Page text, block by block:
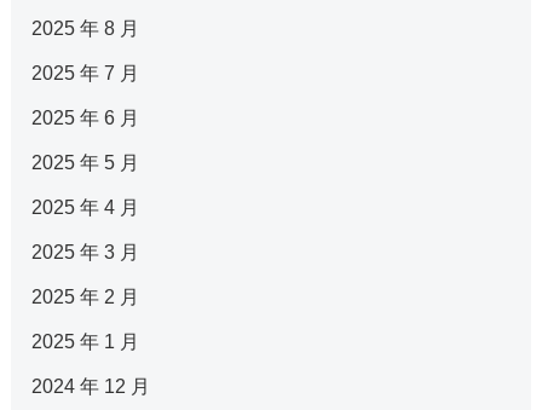
2025 年 8 月
2025 年 7 月
2025 年 6 月
2025 年 5 月
2025 年 4 月
2025 年 3 月
2025 年 2 月
2025 年 1 月
2024 年 12 月